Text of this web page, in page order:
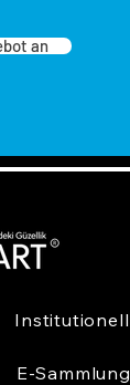
an
Institutionell
E-Sammlung